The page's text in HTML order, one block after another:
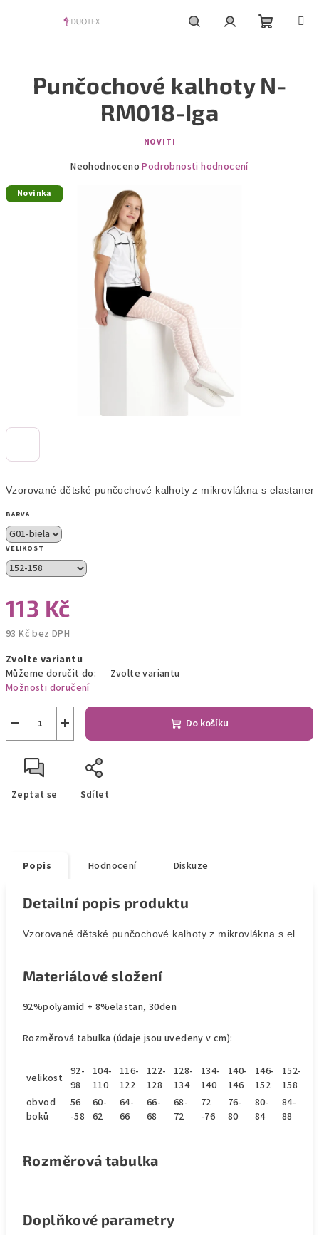
košík
Vzorované dětské punčochové kalhoty z mikrovlákna s
BARVA
VELIKOST
113 Kč
93 Kč bez DPH
cena:
Zvolte variantu
Můžeme doručit do:
Zvolte variantu
Možnosti doručení
+
− Do košíku
Zeptat se Sdílet
Punčochové kalhoty N-
RM018-Iga
NOVITI
Průměrné
hvězdiček.
Neohodnoceno Podrobnosti hodnocení
Novinka
Popis Hodnocení Diskuze
Detailní popis produktu
Vzorované dětské punčochové kalhoty z mikrovlákna s
Materiálové složení
92%polyamid + 8%elastan, 30den
Rozměrová tabulka (údaje jsou uvedeny v cm):
velikost 92-
98
104-
110
116-
122
122-
128
128-
134
134-
140
140-
146
146-
152
152-
158
obvod
boků
56
-58
60-
62
64-
66
66-
68
68-
72
72
-76
76-
80
80-
84
84-
88
Rozměrová tabulka
Doplňkové parametry